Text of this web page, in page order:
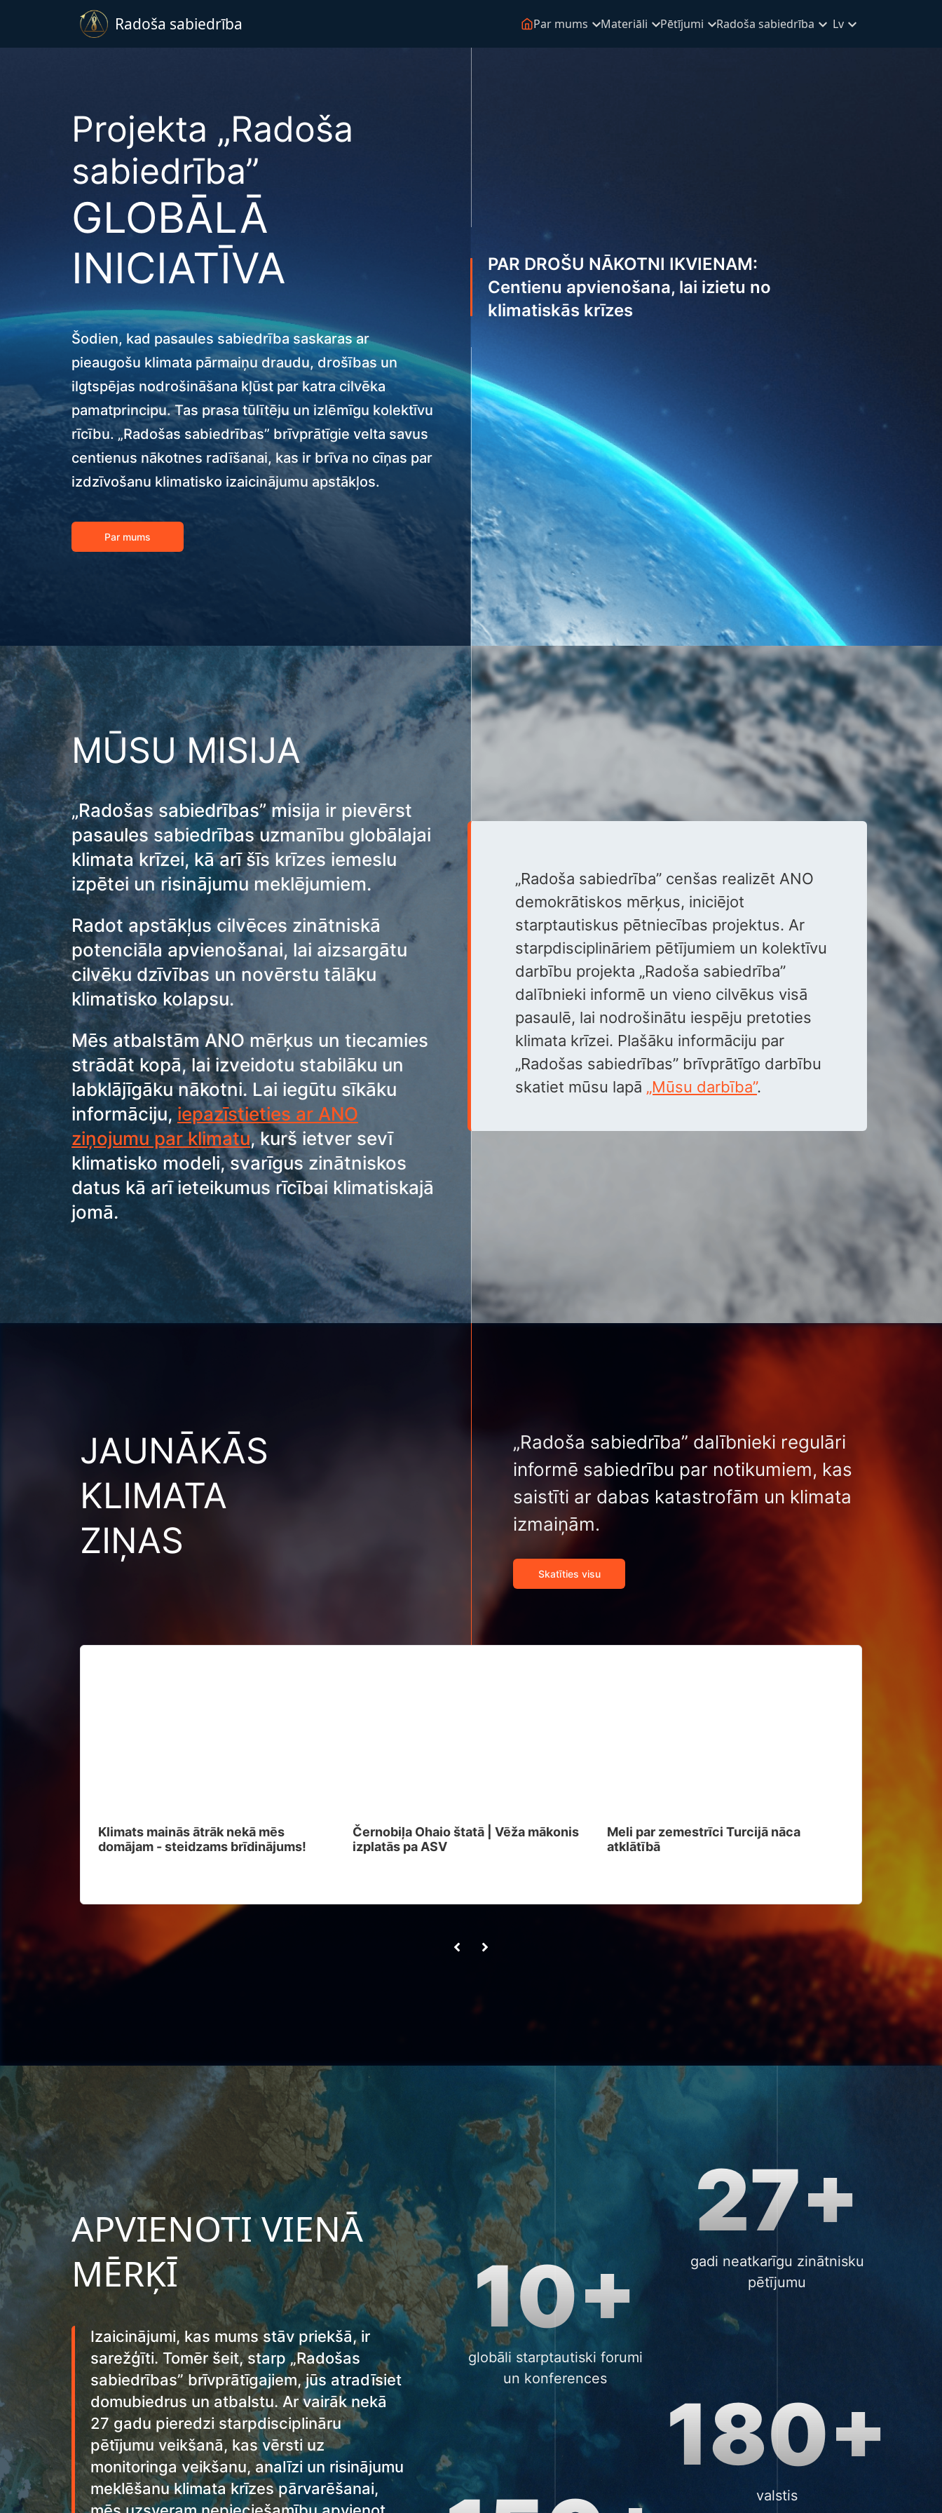
Radoša sabiedrība Par mums Materiāli Pētījumi Radoša sabiedrība Lv
Projekta „Radoša
sabiedrība”
GLOBĀLĀ
INICIATĪVA
Šodien, kad pasaules sabiedrība saskaras ar
pieaugošu klimata pārmaiņu draudu, drošības un
ilgtspējas nodrošināšana kļūst par katra cilvēka
pamatprincipu. Tas prasa tūlītēju un izlēmīgu kolektīvu
rīcību. „Radošas sabiedrības” brīvprātīgie velta savus
centienus nākotnes radīšanai, kas ir brīva no cīņas par
izdzīvošanu klimatisko izaicinājumu apstākļos.
Par mums
PAR DROŠU NĀKOTNI IKVIENAM:
Centienu apvienošana, lai izietu no
klimatiskās krīzes
MŪSU MISIJA
„Radošas sabiedrības” misija ir pievērst
pasaules sabiedrības uzmanību globālajai
klimata krīzei, kā arī šīs krīzes iemeslu
izpētei un risinājumu meklējumiem.
Radot apstākļus cilvēces zinātniskā
potenciāla apvienošanai, lai aizsargātu
cilvēku dzīvības un novērstu tālāku
klimatisko kolapsu.
Mēs atbalstām ANO mērķus un tiecamies
strādāt kopā, lai izveidotu stabilāku un
labklājīgāku nākotni. Lai iegūtu sīkāku
informāciju, iepazīstieties ar ANO
ziņojumu par klimatu, kurš ietver sevī
klimatisko modeli, svarīgus zinātniskos
datus kā arī ieteikumus rīcībai klimatiskajā
jomā.
„Radoša sabiedrība” cenšas realizēt ANO
demokrātiskos mērķus, iniciējot
starptautiskus pētniecības projektus. Ar
starpdisciplināriem pētījumiem un kolektīvu
darbību projekta „Radoša sabiedrība”
dalībnieki informē un vieno cilvēkus visā
pasaulē, lai nodrošinātu iespēju pretoties
klimata krīzei. Plašāku informāciju par
„Radošas sabiedrības” brīvprātīgo darbību
skatiet mūsu lapā „Mūsu darbība”.
JAUNĀKĀS
KLIMATA
ZIŅAS
„Radoša sabiedrība” dalībnieki regulāri
informē sabiedrību par notikumiem, kas
saistīti ar dabas katastrofām un klimata
izmaiņām.
Skatīties visu
Klimats mainās ātrāk nekā mēs
domājam - steidzams brīdinājums!
Černobiļa Ohaio štatā | Vēža mākonis
izplatās pa ASV
Meli par zemestrīci Turcijā nāca
atklātībā
APVIENOTI VIENĀ
MĒRĶĪ
Izaicinājumi, kas mums stāv priekšā, ir
sarežģīti. Tomēr šeit, starp „Radošas
sabiedrības” brīvprātīgajiem, jūs atradīsiet
domubiedrus un atbalstu. Ar vairāk nekā
27 gadu pieredzi starpdisciplināru
pētījumu veikšanā, kas vērsti uz
monitoringa veikšanu, analīzi un risinājumu
meklēšanu klimata krīzes pārvarēšanai,
10+
globāli starptautiski forumi
un konferences
27+
gadi neatkarīgu zinātnisku
pētījumu
180+
valstis